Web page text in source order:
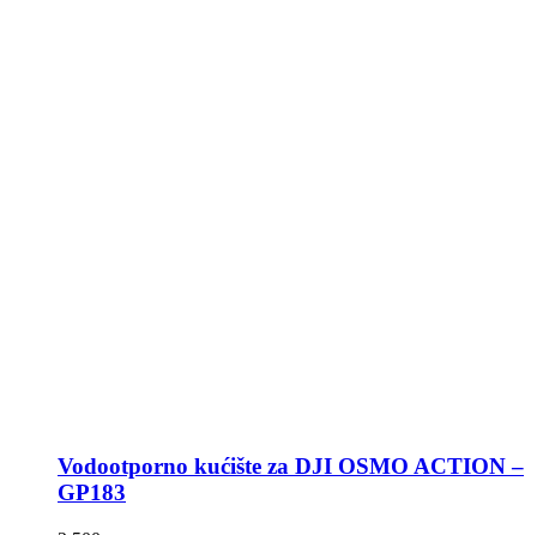
Vodootporno kućište za DJI OSMO ACTION –
GP183